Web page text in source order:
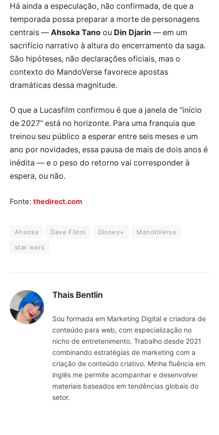
Há ainda a especulação, não confirmada, de que a
temporada possa preparar a morte de personagens
centrais — Ahsoka Tano ou Din Djarin — em um
sacrifício narrativo à altura do encerramento da saga.
São hipóteses, não declarações oficiais, mas o
contexto do MandoVerse favorece apostas
dramáticas dessa magnitude.
O que a Lucasfilm confirmou é que a janela de “início
de 2027” está no horizonte. Para uma franquia que
treinou seu público a esperar entre seis meses e um
ano por novidades, essa pausa de mais de dois anos é
inédita — e o peso do retorno vai corresponder à
espera, ou não.
Fonte: thedirect.com
Ahsoka Dave Filoni Disney+
MandoVerse
star wars
Thais Bentlin
Sou formada em Marketing Digital e criadora de
conteúdo para web, com especialização no
nicho de entretenimento. Trabalho desde 2021
combinando estratégias de marketing com a
criação de conteúdo criativo. Minha fluência em
inglês me permite acompanhar e desenvolver
materiais baseados em tendências globais do
setor.